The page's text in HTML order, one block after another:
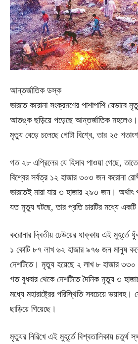
আন্তর্জাতিক ডস্ক
ভারতে করোনা সংক্রমণের পাশাপাশি যেভাবে
আতঙ্ক ছড়িয়ে পড়েছে আন্তর্জাতিক মহলেও।
মৃত্যু বেড়ে চলেছে গোটা বিশ্বে, তার ২৫
গত ২৮ এপ্রিলের যে হিসাব পাওয়া গেছে,
বিশ্বের সর্বত্র ১২ হাজার ৩০৩ জন করোনা
ভারতেই মারা যায় ৩ হাজার ২৯৩ জন। অর্থাৎ
যত মৃত্যু ঘটছে, তার প্রতি চারটির মধ্যে
করোনার দ্বিতীয় ঢেউয়ের ধাক্কায় এই
১ কোটি ৮৭ লাখ ৬২ হাজার ৯৭৬ জন মানুষ
দেশটিতে। মৃত্যু হয়েছে ২ লাখ ৮ হাজার ৩৩০
গত বুধবার থেকে দেশটিতে দৈনিক মৃত্যু ৩
মধ্যে মহারাষ্ট্রের পরিস্থিতি সবচেয়ে
ছাড়িয়ে গিয়েছে।
মৃত্যুর নিরিখে এই মুহূর্তে বিশ্বতালিকায় চতুর্থ